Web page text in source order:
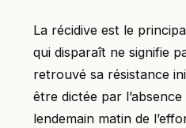
La récidive est le
qui disparaît ne signifie
retrouvé sa résistance
être dictée par
lendemain matin de